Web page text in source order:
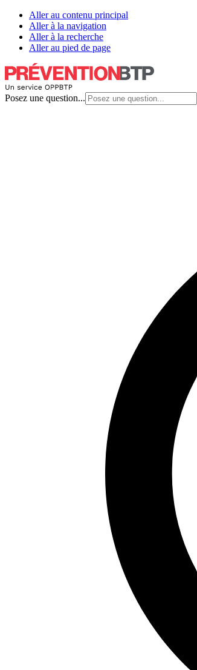
Aller au contenu principal
Aller à la navigation
Aller à la recherche
Aller au pied de page
Posez une question...